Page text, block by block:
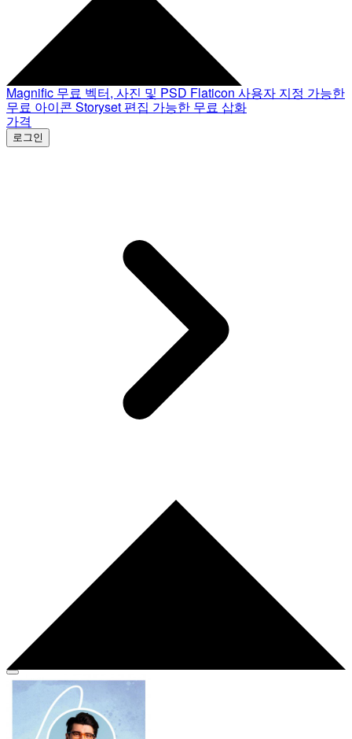
Magnific 무료 벡터, 사진 및 PSD Flaticon 사용자 지정 가능한
무료 아이콘 Storyset 편집 가능한 무료 삽화
가격
로그인